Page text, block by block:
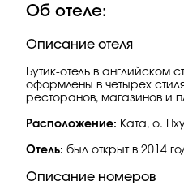
Об отеле:
Описание отеля
Бутик-отель в английском
оформлены в четырех
ресторанов, магазинов и
Расположение: Ката, о.
Отель: был открыт в 2014
Описание номеров